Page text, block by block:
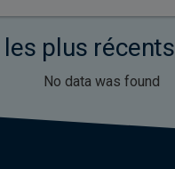
plus récents
No data was found